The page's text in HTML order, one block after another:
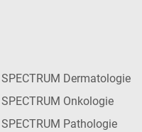
SPECTRUM Dermatologie
SPECTRUM Onkologie
SPECTRUM Pathologie